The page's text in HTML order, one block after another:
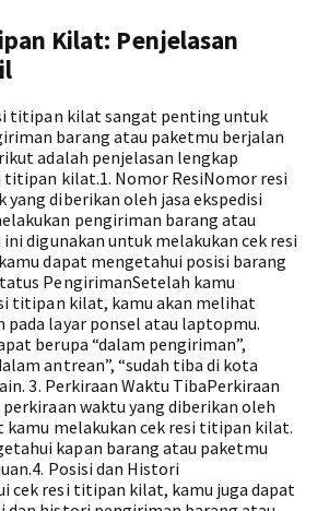
Kilat: Penjelasan
titipan kilat sangat penting untuk
barang atau paketmu berjalan
adalah penjelasan lengkap
titipan kilat.1. Nomor ResiNomor resi
yang diberikan oleh jasa ekspedisi
pengiriman barang atau
digunakan untuk melakukan cek resi
dapat mengetahui posisi barang
PengirimanSetelah kamu
titipan kilat, kamu akan melihat
layar ponsel atau laptopmu.
berupa “dalam pengiriman”,
antrean”, “sudah tiba di kota
3. Perkiraan Waktu TibaPerkiraan
waktu yang diberikan oleh
kamu melakukan cek resi titipan kilat.
kapan barang atau paketmu
Posisi dan Histori
cek resi titipan kilat, kamu juga dapat